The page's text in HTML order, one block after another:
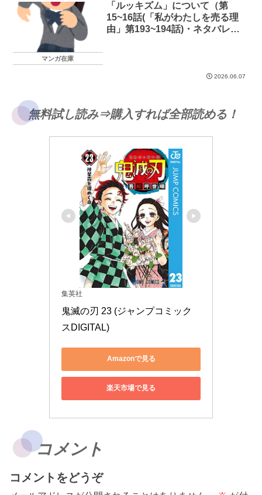
マンガ在庫
「ルッキズム」について（第
15~16話(「私がわたしを売る理
由」第193~194話)・ネタバレあ
2026.06.07
無料試し読み⇒購入すれば全部読める！
集英社
鬼滅の刃 23 (ジャンプコミック
スDIGITAL)
Amazonで見る
楽天市場で見る
コメント
コメントをどうぞ